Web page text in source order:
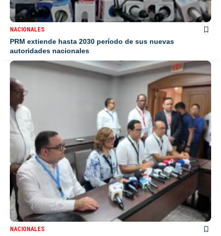
NACIONALES
PRM extiende hasta 2030 período de sus nuevas
autoridades nacionales
NACIONALES